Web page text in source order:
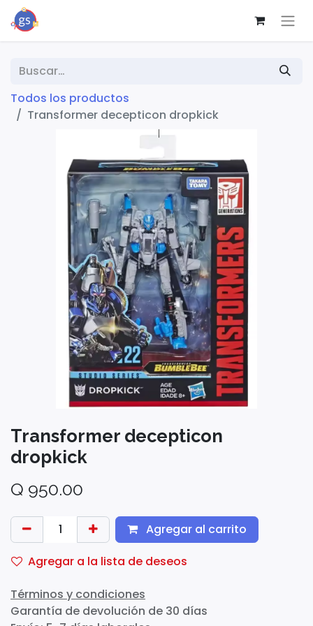
Todos los productos
Transformer decepticon dropkick
Transformer decepticon
dropkick
Q 950.00
Agregar al carrito
Agregar a la lista de deseos
Términos y condiciones
Garantía de devolución de 30 días